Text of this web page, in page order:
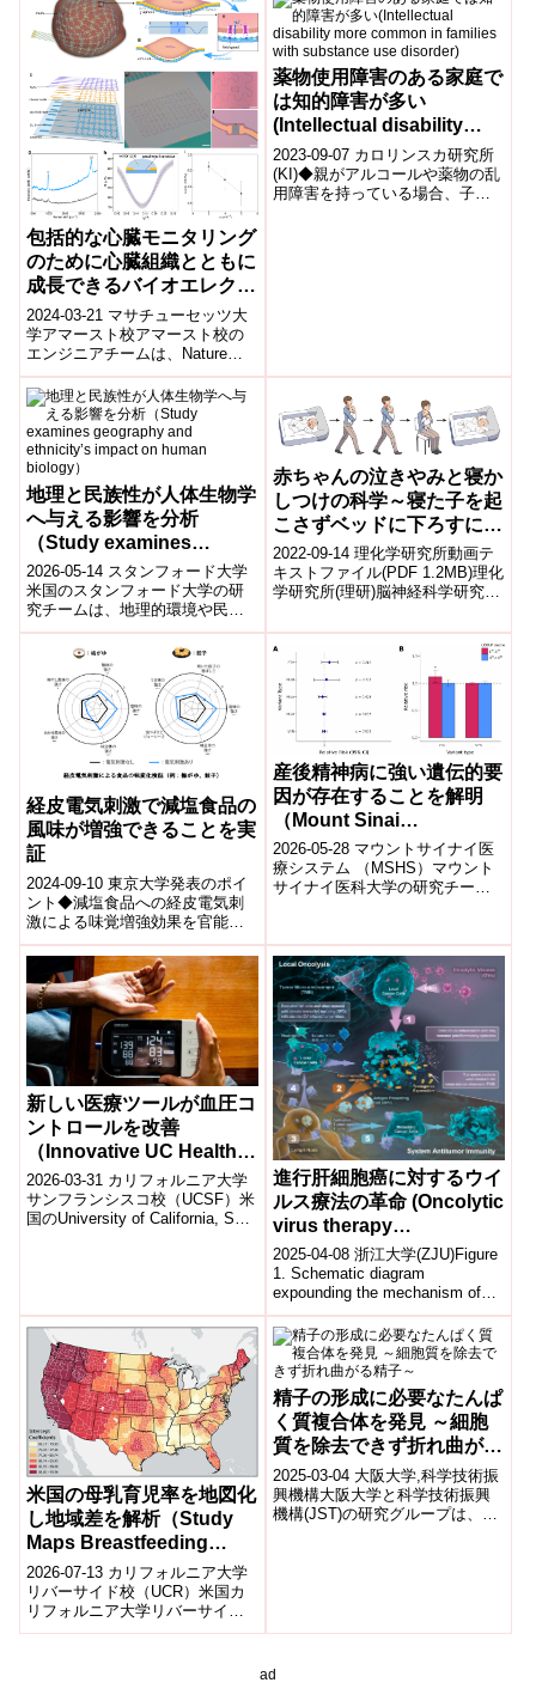
回収療法)を受けた場合、両グル
ープに臨床転帰の有意差がない
ことを報告しました。
包括的な心臓モニタリング
のために心臓組織とともに
成長できるバイオエレクト
ロニック・メッシュを作成
(UMass Amherst
Engineers Create
Bioelectronic Mesh
Capable of Growing with
Cardiac Tissues for
Comprehensive Heart
Monitoring)
2024-03-21 マサチューセッツ大
学アマースト校アマースト校の
エンジニアチームは、Nature
Communications誌で発表した研
究で、心臓の動き...
薬物使用障害のある家庭で
は知的障害が多い
(Intellectual disability
more common in families
with substance use
disorder)
2023-09-07 カロリンスカ研究所
(KI)◆親がアルコールや薬物の乱
用障害を持っている場合、子供
地理と民族性が人体生物学
へ与える影響を分析
（Study examines
geography and
ethnicity’s impact on
human biology）
2026-05-14 スタンフォード大学
米国のスタンフォード大学の研
究チームは、地理的環境や民族
的背景がヒト生物学に与える影
響を大規模データ解析によって
明らかに...
赤ちゃんの泣きやみと寝か
しつけの科学～寝た子を起
こさずベッドに下ろすに
は?～
2022-09-14 理化学研究所動画テ
キストファイル(PDF 1.2MB)理化
学研究所(理研)脳神経科学研究セ
ムの大村菜美研究員、...
経皮電気刺激で減塩食品の
風味が増強できることを実
証
2024-09-10 東京大学発表のポイ
ント◆減塩食品への経皮電気刺
激による味覚増強効果を官能評
価で検証し、低濃度(0.3%、
0.6%)でも塩味増強効果がある
こ...
産後精神病に強い遺伝的要
因が存在することを解明
（Mount Sinai
Researchers Uncover a
Substantial Genetic
Component to
Advancing
Understanding of Severe
Maternal Mental Illness）
2026-05-28 マウントサイナイ医
療システム （MSHS）マウント
サイナイ医科大学の研究チーム
新しい医療ツールが血圧コ
ントロールを改善
（Innovative UC Health
Tool Leads to Better
Blood Pressure
Control）
2026-03-31 カリフォルニア大学
サンフランシスコ校（UCSF）米
国のUniversity of California, San
進行肝細胞癌に対するウイ
ルス療法の革命 (Oncolytic
virus therapy
revolutionizes advanced
liver cancer treatment)
2025-04-08 浙江大学(ZJU)Figure
1. Schematic diagram
expounding the mechanism of
acti...
米国の母乳育児率を地図化
し地域差を解析（Study
Maps Breastfeeding
Rates in the US）
2026-07-13 カリフォルニア大学
リバーサイド校（UCR）米国カ
リフォルニア大学リバーサイド
校（UCR）の研究チームは、米
精子の形成に必要なたんぱ
く質複合体を発見 ～細胞
質を除去できず折れ曲がる
精子～
2025-03-04 大阪大学,科学技術振
興機構​大阪大学と科学技術振興
機構(JST)の研究グループは、精
ad